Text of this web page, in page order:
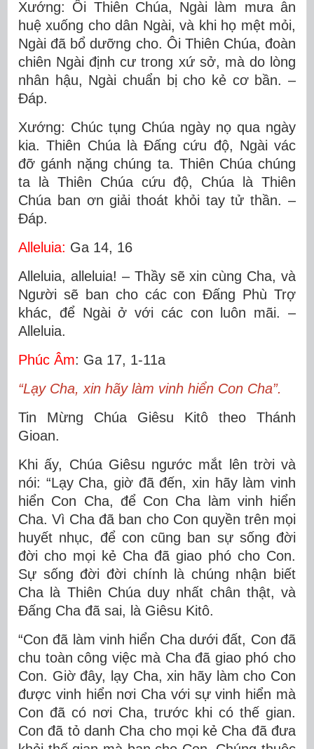
Xướng: Ôi Thiên Chúa, Ngài làm mưa ân
huệ xuống cho dân Ngài, và khi họ mệt mỏi,
Ngài đã bổ dưỡng cho. Ôi Thiên Chúa, đoàn
chiên Ngài định cư trong xứ sở, mà do lòng
nhân hậu, Ngài chuẩn bị cho kẻ cơ bần. –
Ðáp.
Xướng: Chúc tụng Chúa ngày nọ qua ngày
kia. Thiên Chúa là Ðấng cứu độ, Ngài vác
đỡ gánh nặng chúng ta. Thiên Chúa chúng
ta là Thiên Chúa cứu độ, Chúa là Thiên
Chúa ban ơn giải thoát khỏi tay tử thần. –
Ðáp.
Alleluia: Ga 14, 16
Alleluia, alleluia! – Thầy sẽ xin cùng Cha, và
Người sẽ ban cho các con Ðấng Phù Trợ
khác, để Ngài ở với các con luôn mãi. –
Alleluia.
Phúc Âm: Ga 17, 1-11a
“Lạy Cha, xin hãy làm vinh hiển Con Cha”.
Tin Mừng Chúa Giêsu Kitô theo Thánh
Gioan.
Khi ấy, Chúa Giêsu ngước mắt lên trời và
nói: “Lạy Cha, giờ đã đến, xin hãy làm vinh
hiển Con Cha, để Con Cha làm vinh hiển
Cha. Vì Cha đã ban cho Con quyền trên mọi
huyết nhục, để con cũng ban sự sống đời
đời cho mọi kẻ Cha đã giao phó cho Con.
Sự sống đời đời chính là chúng nhận biết
Cha là Thiên Chúa duy nhất chân thật, và
Ðấng Cha đã sai, là Giêsu Kitô.
“Con đã làm vinh hiển Cha dưới đất, Con đã
chu toàn công việc mà Cha đã giao phó cho
Con. Giờ đây, lạy Cha, xin hãy làm cho Con
được vinh hiển nơi Cha với sự vinh hiển mà
Con đã có nơi Cha, trước khi có thế gian.
Con đã tỏ danh Cha cho mọi kẻ Cha đã đưa